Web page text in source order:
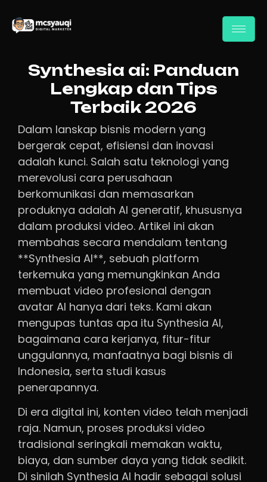
Synthesia ai: Panduan
Lengkap dan Tips
Terbaik 2026
Dalam lanskap bisnis modern yang
bergerak cepat, efisiensi dan inovasi
adalah kunci. Salah satu teknologi yang
merevolusi cara perusahaan
berkomunikasi dan memasarkan
produknya adalah AI generatif, khususnya
dalam produksi video. Artikel ini akan
membahas secara mendalam tentang
**Synthesia AI**, sebuah platform
terkemuka yang memungkinkan Anda
membuat video profesional dengan
avatar AI hanya dari teks. Kami akan
mengupas tuntas apa itu Synthesia AI,
bagaimana cara kerjanya, fitur-fitur
unggulannya, manfaatnya bagi bisnis di
Indonesia, serta studi kasus
penerapannya.
Di era digital ini, konten video telah menjadi
raja. Namun, proses produksi video
tradisional seringkali memakan waktu,
biaya, dan sumber daya yang tidak sedikit.
Di sinilah Synthesia AI hadir sebagai solusi